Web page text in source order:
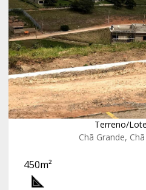
Terreno/
Chã Grande,
450m²